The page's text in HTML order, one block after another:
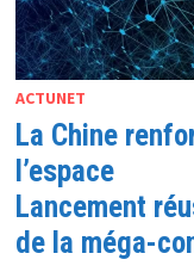
ACTUNET
La Chine
l’espace
Lancement
de la méga-